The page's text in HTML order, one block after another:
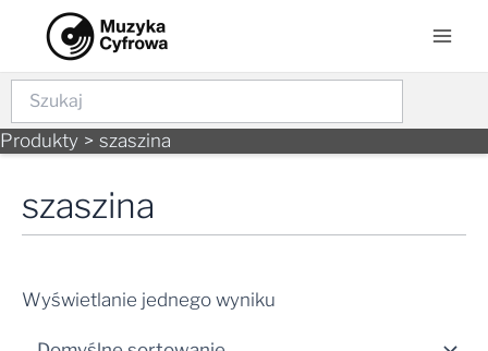
content
Szukaj
Produkty szaszina
szaszina
Wyświetlanie jednego wyniku